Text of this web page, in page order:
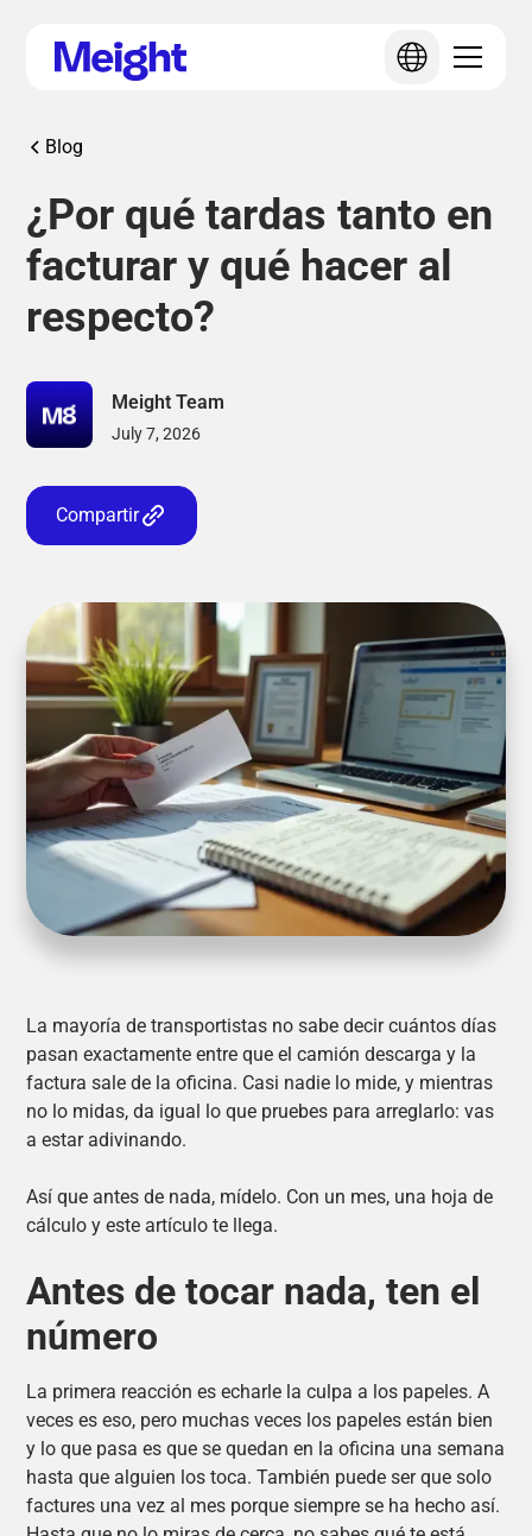
Blog
¿Por qué tardas tanto en
facturar y qué hacer al
respecto?
Meight Team
July 7, 2026
Compartir
La mayoría de transportistas no sabe decir cuántos días
pasan exactamente entre que el camión descarga y la
factura sale de la oficina. Casi nadie lo mide, y mientras
no lo midas, da igual lo que pruebes para arreglarlo: vas
a estar adivinando.
Así que antes de nada, mídelo. Con un mes, una hoja de
cálculo y este artículo te llega.
Antes de tocar nada, ten el
número
La primera reacción es echarle la culpa a los papeles. A
veces es eso, pero muchas veces los papeles están bien
y lo que pasa es que se quedan en la oficina una semana
hasta que alguien los toca. También puede ser que solo
factures una vez al mes porque siempre se ha hecho así.